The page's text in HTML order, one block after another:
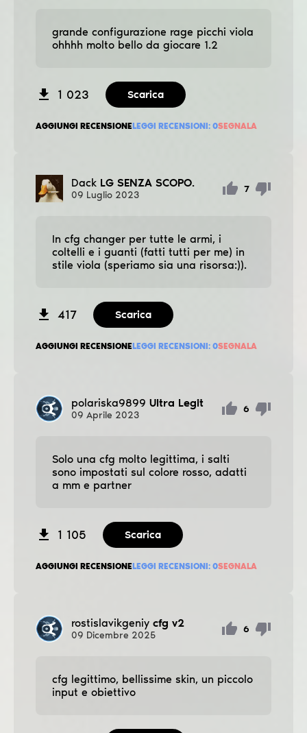
grande configurazione rage picchi viola
ohhhh molto bello da giocare 1.2
1 023 Scarica
AGGIUNGI RECENSIONELEGGI RECENSIONI: 0SEGNALA
Dack LG SENZA SCOPO.
09 Luglio 2023
7
In cfg changer per tutte le armi, i
coltelli e i guanti (fatti tutti per me) in
stile viola (speriamo sia una risorsa:)).
417 Scarica
AGGIUNGI RECENSIONELEGGI RECENSIONI: 0SEGNALA
polariska9899 Ultra Legit
09 Aprile 2023
6
Solo una cfg molto legittima, i salti
sono impostati sul colore rosso, adatti
a mm e partner
1 105 Scarica
AGGIUNGI RECENSIONELEGGI RECENSIONI: 0SEGNALA
rostislavikgeniy cfg v2
09 Dicembre 2025
6
cfg legittimo, bellissime skin, un piccolo
input e obiettivo